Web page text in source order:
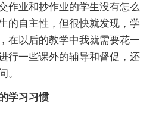
作业和抄作业的学生没有怎么
的自主性，但很快就发现，学
在以后的教学中我就需要花一
行一些课外的辅导和督促，还
。
学习习惯